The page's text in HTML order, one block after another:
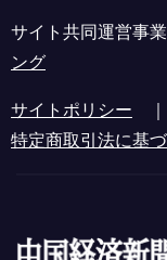
サイト共同運営事
ング
サイトポリシー
特定商取引法に基